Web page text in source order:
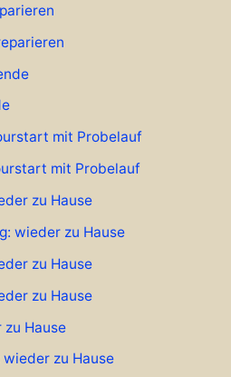
mit Probelauf
mit Probelauf
zu Hause
wieder zu Hause
zu Hause
zu Hause
zu Hause
wieder zu Hause